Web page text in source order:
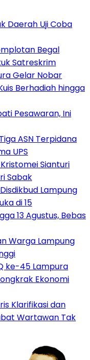
Daerah Uji Coba
Begal
Satreskrim
Gelar Nobar
Berhadiah hingga
Pesawaran, Ini
ASN Terpidana
UPS
Sianturi
Sabak
Lampung
di 15
13 Agustus, Bebas
Warga Lampung
ke-45 Lampura
Ekonomi
Klarifikasi dan
Wartawan Tak